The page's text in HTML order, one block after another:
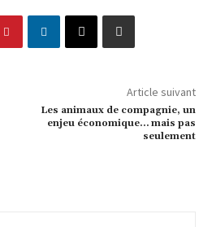
Article suivant
Les animaux de compagnie, un
enjeu économique… mais pas
seulement